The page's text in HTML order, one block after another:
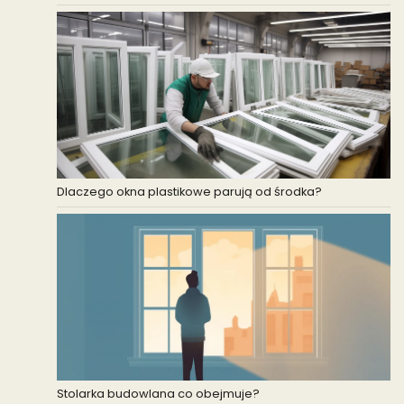
Dlaczego okna plastikowe parują od środka?
Stolarka budowlana co obejmuje?